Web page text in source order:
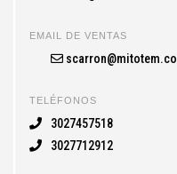
EMAIL DE VENTAS
scarron@mitotem.co
TELÉFONOS
3027457518
3027712912